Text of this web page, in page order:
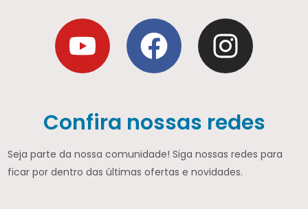
Confira nossas redes
Seja parte da nossa comunidade! Siga nossas redes para
ficar por dentro das últimas ofertas e novidades.